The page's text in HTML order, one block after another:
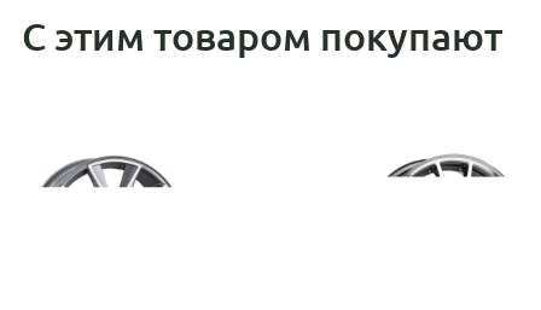
С этим товаром покупают